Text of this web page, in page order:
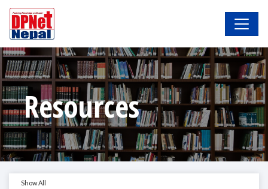
Resources
Show All